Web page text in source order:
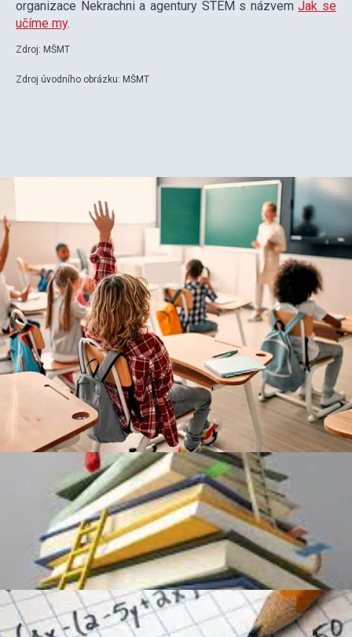
organizace Nekrachni a agentury STEM s názvemJak se
učíme my.
Zdroj: MŠMT
Zdroj úvodního obrázku: MŠMT